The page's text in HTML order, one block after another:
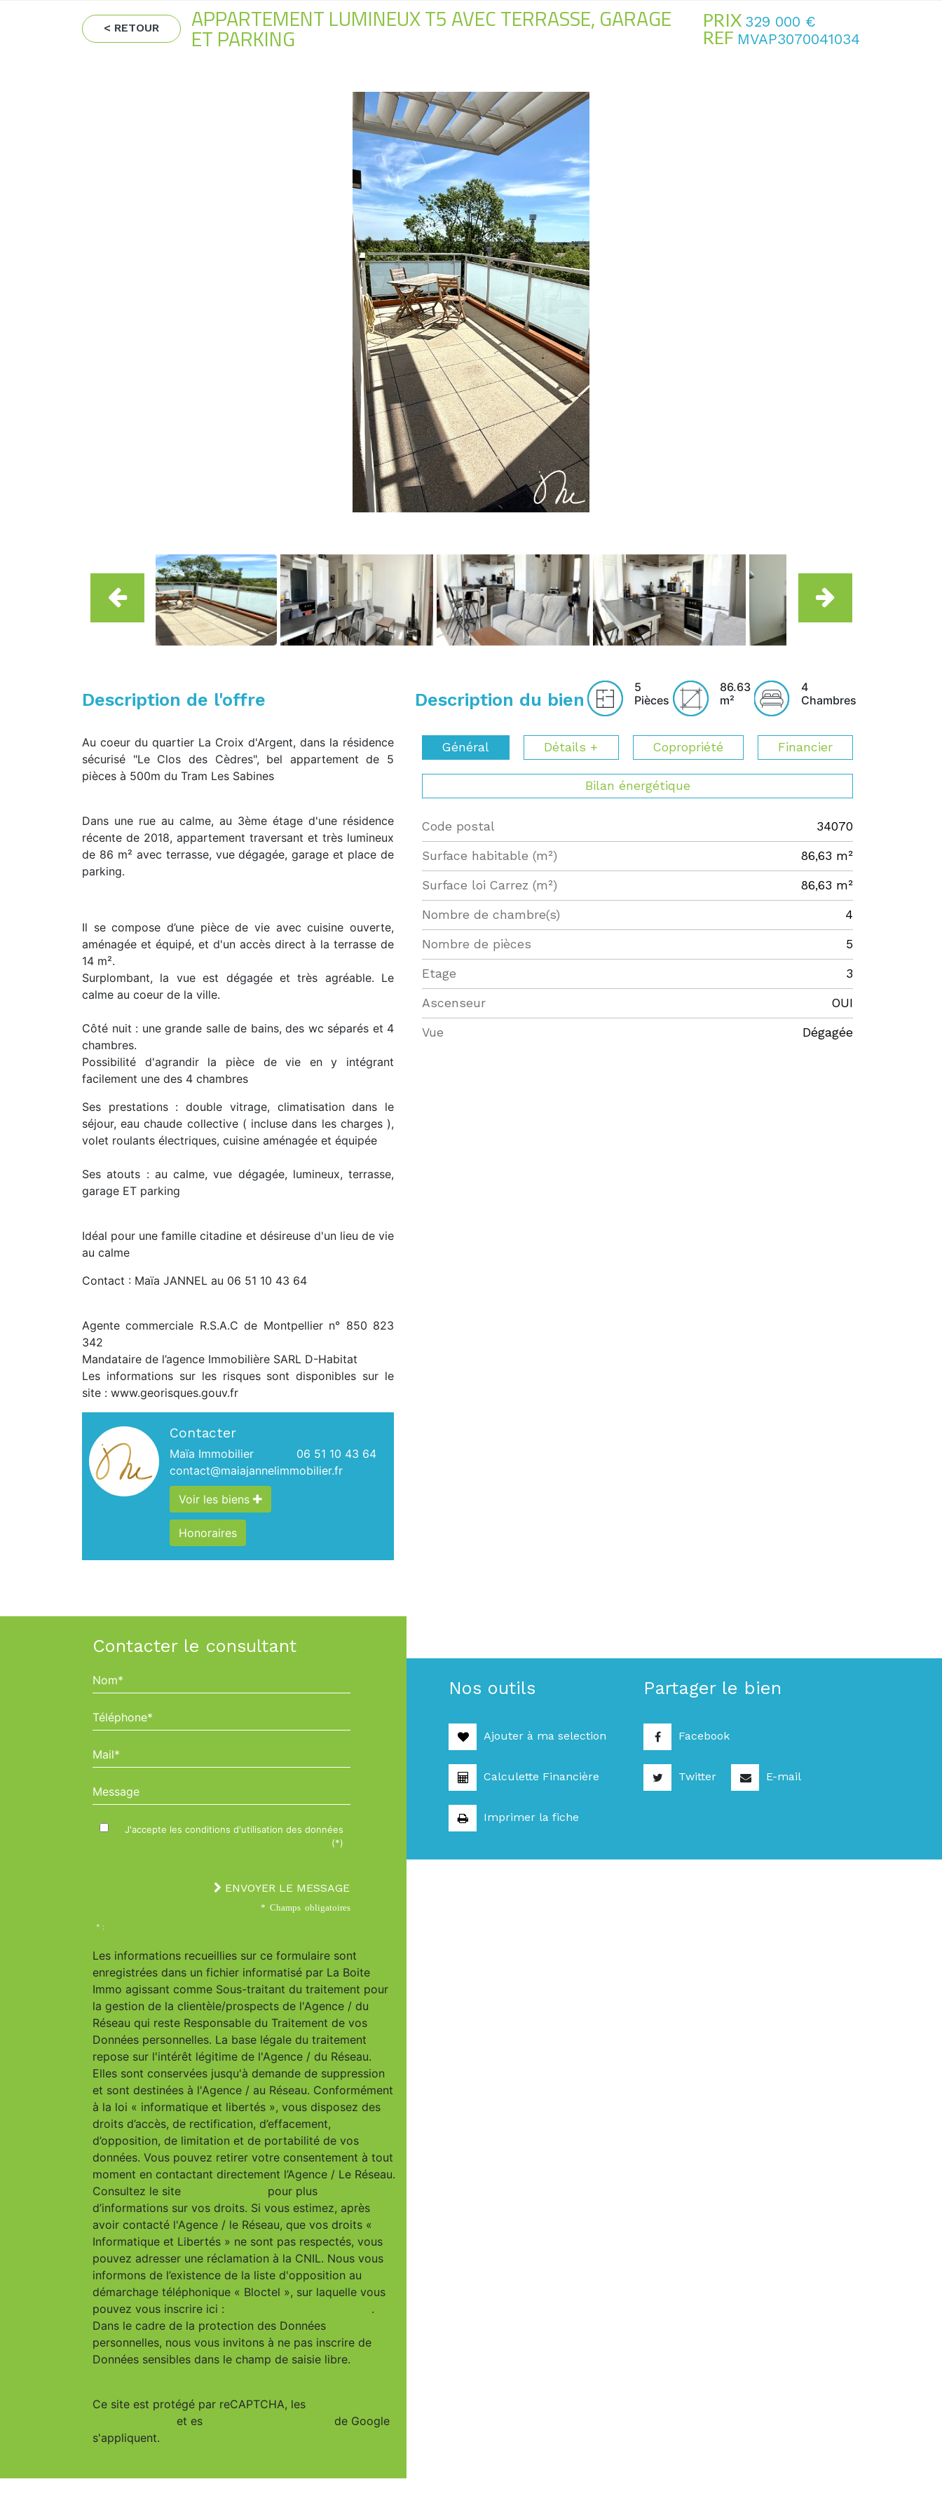
< RETOUR APPARTEMENT LUMINEUX T5 AVEC TERRASSE, GARAGE
ET PARKING
PRIX 329 000 €
REF MVAP3070041034
Description de l'offre
Au coeur du quartier La Croix d'Argent, dans la résidence
sécurisé "Le Clos des Cèdres", bel appartement de 5
pièces à 500m du Tram Les Sabines
Dans une rue au calme, au 3ème étage d'une résidence
récente de 2018, appartement traversant et très lumineux
de 86 m² avec terrasse, vue dégagée, garage et place de
parking.
Il se compose d’une pièce de vie avec cuisine ouverte,
aménagée et équipé, et d'un accès direct à la terrasse de
14 m².
Surplombant, la vue est dégagée et très agréable. Le
calme au coeur de la ville.
Côté nuit : une grande salle de bains, des wc séparés et 4
chambres.
Possibilité d'agrandir la pièce de vie en y intégrant
facilement une des 4 chambres
Ses prestations : double vitrage, climatisation dans le
séjour, eau chaude collective ( incluse dans les charges ),
volet roulants électriques, cuisine aménagée et équipée
Ses atouts : au calme, vue dégagée, lumineux, terrasse,
garage ET parking
Idéal pour une famille citadine et désireuse d'un lieu de vie
au calme
Contact : Maïa JANNEL au 06 51 10 43 64
Agente commerciale R.S.A.C de Montpellier n° 850 823
342
Mandataire de l’agence Immobilière SARL D-Habitat
Les informations sur les risques sont disponibles sur le
site : www.georisques.gouv.fr
Contacter
Maïa Immobilier
06 51 10 43 64
contact@maiajannelimmobilier.fr
Voir les biens
Honoraires
Description du bien
5
Pièces
86.63
m²
4
Chambres
Général Détails + Copropriété Financier
Bilan énergétique
Label Value
Code postal 34070
Surface habitable (m²) 86,63 m²
Surface loi Carrez (m²) 86,63 m²
Nombre de chambre(s) 4
Nombre de pièces 5
Etage 3
Ascenseur OUI
Vue Dégagée
Contacter le consultant
Nom*
Téléphone*
Mail*
Message
J'accepte les conditions d'utilisation des données
(*)
ENVOYER LE MESSAGE
* Champs obligatoires
* :
Les informations recueillies sur ce formulaire sont
enregistrées dans un fichier informatisé par La Boite
Immo agissant comme Sous-traitant du traitement pour
la gestion de la clientèle/prospects de l'Agence / du
Réseau qui reste Responsable du Traitement de vos
Données personnelles. La base légale du traitement
repose sur l'intérêt légitime de l'Agence / du Réseau.
Elles sont conservées jusqu'à demande de suppression
et sont destinées à l'Agence / au Réseau. Conformément
à la loi « informatique et libertés », vous disposez des
droits d’accès, de rectification, d’effacement,
d’opposition, de limitation et de portabilité de vos
données. Vous pouvez retirer votre consentement à tout
moment en contactant directement l’Agence / Le Réseau.
Consultez le site
pour plus
d’informations sur vos droits. Si vous estimez, après
avoir contacté l'Agence / le Réseau, que vos droits «
Informatique et Libertés » ne sont pas respectés, vous
pouvez adresser une réclamation à la CNIL. Nous vous
informons de l’existence de la liste d'opposition au
démarchage téléphonique « Bloctel », sur laquelle vous
pouvez vous inscrire ici :
.
Dans le cadre de la protection des Données
personnelles, nous vous invitons à ne pas inscrire de
Données sensibles dans le champ de saisie libre.
Ce site est protégé par reCAPTCHA, les
et es
de Google
s'appliquent.
Nos outils
Ajouter à ma selection
Calculette Financière
Imprimer la fiche
Partager le bien
Facebook
Twitter E-mail